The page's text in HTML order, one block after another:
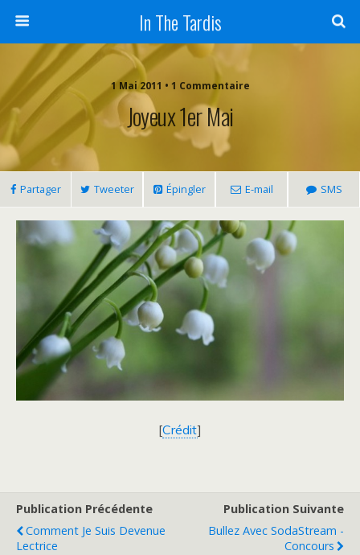
In The Tardis
1 Mai 2011 • 1 Commentaire
Joyeux 1er Mai
Partager Tweeter Épingler E-mail SMS
[Crédit]
Publication Précédente
Comment Je Suis Devenue
Lectrice
Publication Suivante
Bullez Avec SodaStream -
Concours